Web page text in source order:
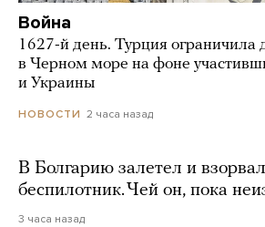
Война
1627-й день. Турция ограничила
в Черном море на фоне
и Украины
НОВОСТИ 2 часа назад
В Болгарию залетел и
беспилотник. Чей он, пока
3 часа назад